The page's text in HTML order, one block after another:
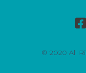
© 2020 All